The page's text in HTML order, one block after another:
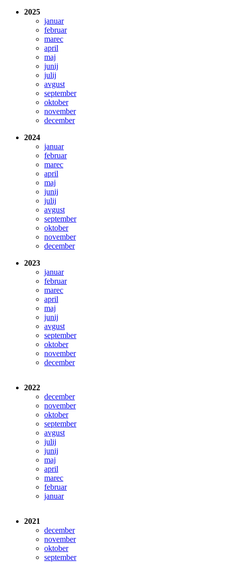
2025
januar
februar
marec
april
maj
junij
julij
avgust
september
oktober
november
december
2024
januar
februar
marec
april
maj
junij
julij
avgust
september
oktober
november
december
2023
januar
februar
marec
april
maj
junij
avgust
september
oktober
november
december
2022
december
november
oktober
september
avgust
julij
junij
maj
april
marec
februar
januar
2021
december
november
oktober
september